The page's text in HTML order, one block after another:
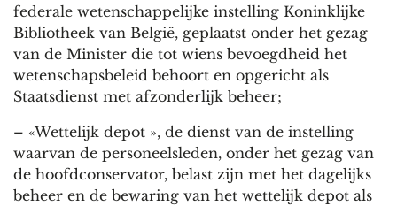
federale wetenschappelijke instelling Koninklijke
Bibliotheek van België, geplaatst onder het gezag
van de Minister die tot wiens bevoegdheid het
wetenschapsbeleid behoort en opgericht als
Staatsdienst met afzonderlijk beheer;
– «Wettelijk depot », de dienst van de instelling
waarvan de personeelsleden, onder het gezag van
de hoofdconservator, belast zijn met het dagelijks
beheer en de bewaring van het wettelijk depot als